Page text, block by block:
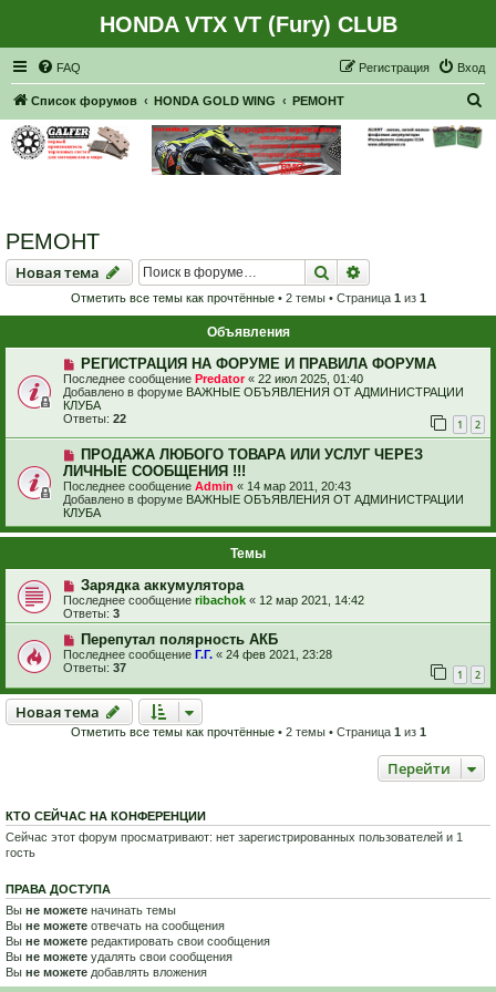
HONDA VTX VT (Fury) CLUB
FAQ Вход
Регистрация
Список форумов HONDA GOLD WING РЕМОНТ
РЕМОНТ
Новая тема
Новаятема Поиск
Отметить все темы как прочтённые• 2 темы • Страница 1 из 1
Объявления
РЕГИСТРАЦИЯ НА ФОРУМЕ И ПРАВИЛА ФОРУМА
Последнее сообщение Predator« 22 июл 2025, 01:40
Добавлено в форуме ВАЖНЫЕ ОБЪЯВЛЕНИЯ ОТ АДМИНИСТРАЦИИ
КЛУБА
Ответы: 22 1 2
ПРОДАЖА ЛЮБОГО ТОВАРА ИЛИ УСЛУГ ЧЕРЕЗ
ЛИЧНЫЕ СООБЩЕНИЯ !!!
Последнее сообщение Admin « 14 мар 2011, 20:43
Добавлено в форуме ВАЖНЫЕ ОБЪЯВЛЕНИЯ ОТ АДМИНИСТРАЦИИ
КЛУБА
Темы
Зарядка аккумулятора
Последнее сообщение ribachok « 12 мар 2021, 14:42
Ответы: 3
Перепутал полярность АКБ
Последнее сообщение Г.Г. « 24 фев 2021, 23:28
Ответы: 37 1 2
Новая тема
Новаятема
Отметить все темы как прочтённые• 2 темы • Страница 1 из 1
Перейти
КТО СЕЙЧАС НА КОНФЕРЕНЦИИ
Сейчас этот форум просматривают: нет зарегистрированных пользователей и 1
гость
ПРАВА ДОСТУПА
Вы не можете начинать темы
Вы не можете отвечать на сообщения
Вы не можете редактировать свои сообщения
Вы не можете удалять свои сообщения
Вы не можете добавлять вложения